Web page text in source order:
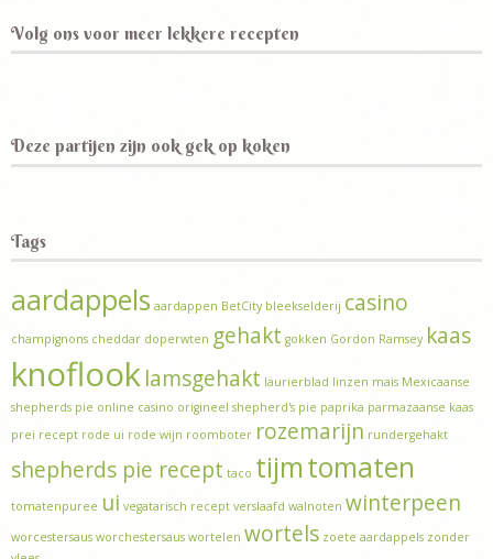
Volg ons voor meer lekkere recepten
Deze partijen zijn ook gek op koken
Tags
aardappels aardappen BetCity bleekselderij casino
champignons cheddar doperwten gehakt gokken Gordon Ramsey kaas
knoflooklamsgehakt laurierblad linzen mais Mexicaanse
shepherds pie online casino origineel shepherd's pie paprika parmazaanse kaas
prei recept rode ui rode wijn roomboter rozemarijn rundergehakt
shepherds pie recept taco tijmtomaten
tomatenpuree ui vegatarisch recept verslaafd walnoten winterpeen
worcestersaus worchestersaus wortelen wortels zoete aardappels zonder